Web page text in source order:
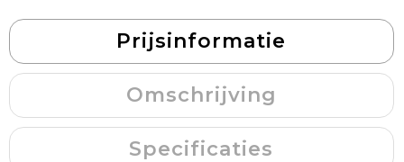
Prijsinformatie
Omschrijving
Specificaties